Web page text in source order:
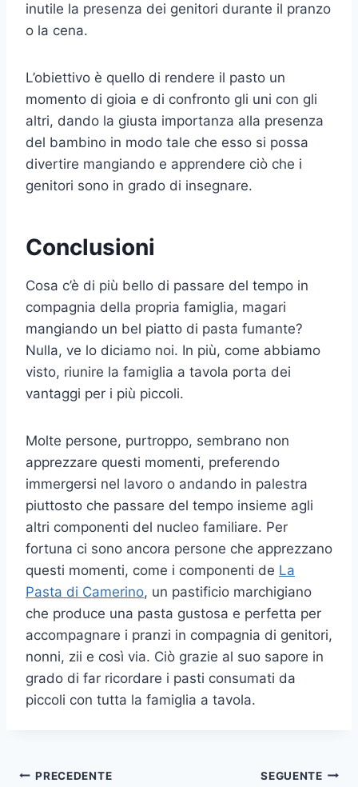
inutile la presenza dei genitori durante il pranzo
o la cena.
L’obiettivo è quello di rendere il pasto un
momento di gioia e di confronto gli uni con gli
altri, dando la giusta importanza alla presenza
del bambino in modo tale che esso si possa
divertire mangiando e apprendere ciò che i
genitori sono in grado di insegnare.
Conclusioni
Cosa c’è di più bello di passare del tempo in
compagnia della propria famiglia, magari
mangiando un bel piatto di pasta fumante?
Nulla, ve lo diciamo noi. In più, come abbiamo
visto, riunire la famiglia a tavola porta dei
vantaggi per i più piccoli.
Molte persone, purtroppo, sembrano non
apprezzare questi momenti, preferendo
immergersi nel lavoro o andando in palestra
piuttosto che passare del tempo insieme agli
altri componenti del nucleo familiare. Per
fortuna ci sono ancora persone che apprezzano
questi momenti, come i componenti de La
Pasta di Camerino, un pastificio marchigiano
che produce una pasta gustosa e perfetta per
accompagnare i pranzi in compagnia di genitori,
nonni, zii e così via. Ciò grazie al suo sapore in
grado di far ricordare i pasti consumati da
piccoli con tutta la famiglia a tavola.
Navigazione
PRECEDENTE SEGUENTE